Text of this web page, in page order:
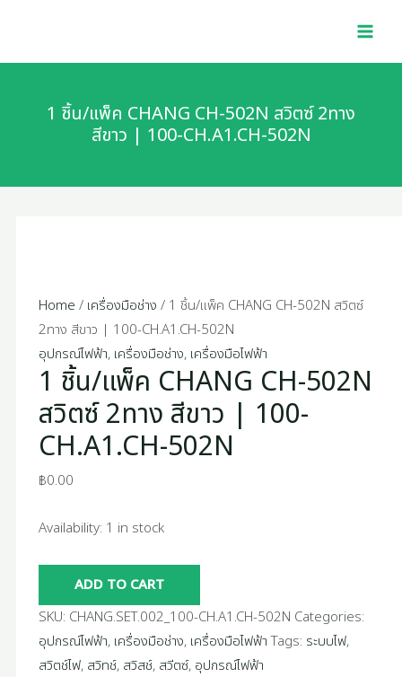
content
1 ชิ้น/แพ็ค CHANG CH-502N สวิตซ์ 2ทาง
สีขาว | 100-CH.A1.CH-502N
Home / เครื่องมือช่าง / 1 ชิ้น/แพ็ค CHANG CH-502N สวิตซ์
2ทาง สีขาว | 100-CH.A1.CH-502N
อุปกรณ์ไฟฟ้า, เครื่องมือช่าง, เครื่องมือไฟฟ้า
1 ชิ้น/แพ็ค CHANG CH-502N
สวิตซ์ 2ทาง สีขาว | 100-
CH.A1.CH-502N
฿0.00
Availability: 1 in stock
แพ็ค
CH-
CH.A1.CH-
502N
quantity
ADD TO CART
SKU: CHANG.SET.002_100-CH.A1.CH-502N Categories:
อุปกรณ์ไฟฟ้า, เครื่องมือช่าง, เครื่องมือไฟฟ้า Tags: ระบบไฟ,
สวิตช์ไฟ, สวิทช์, สวิสช์, สวีตซ์, อุปกรณ์ไฟฟ้า